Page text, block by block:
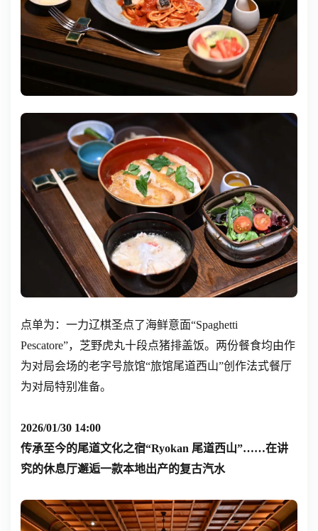
点单为：一力辽棋圣点了海鲜意面“Spaghetti
Pescatore”，芝野虎丸十段点猪排盖饭。两份餐食均由作
为对局会场的老字号旅馆“旅馆尾道西山”创作法式餐厅
为对局特别准备。
2026/01/30 14:00
传承至今的尾道文化之宿“Ryokan 尾道西山”……在讲
究的休息厅邂逅一款本地出产的复古汽水